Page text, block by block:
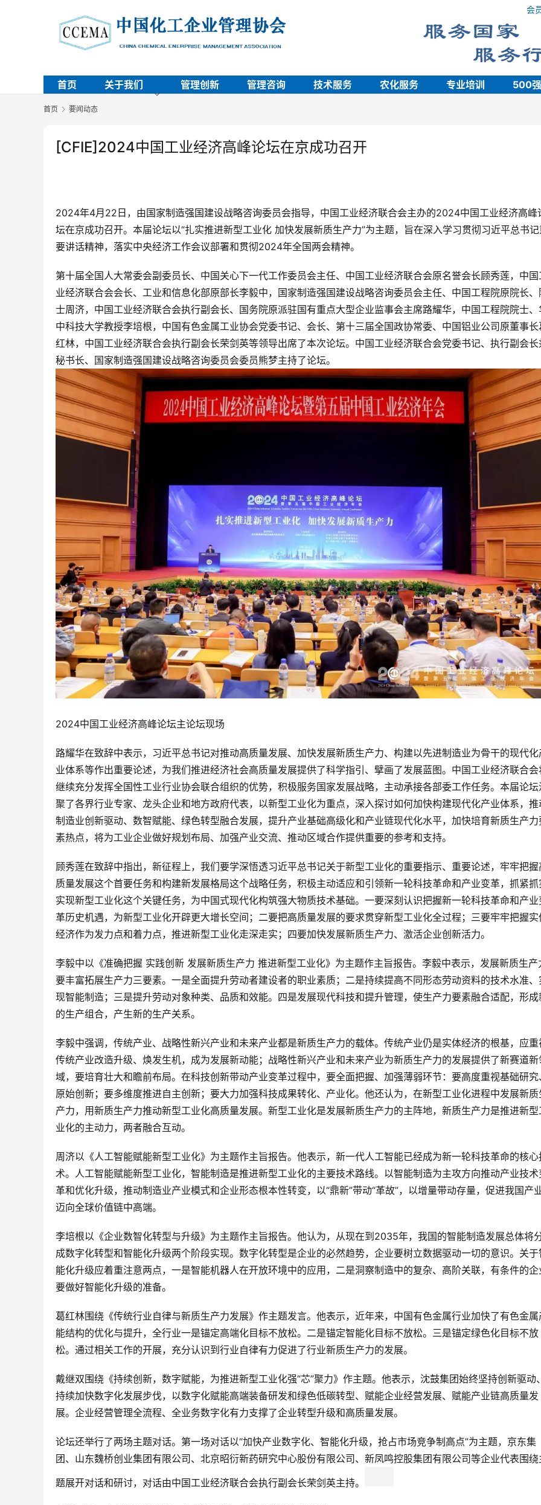
会
首页 关于我们 管理创新 管理咨询 技术服务 农化服务 专业培训 500
首页 要闻动态
[CFIE]2024中国工业经济高峰论坛在京成功召开
2024年4月22日，由国家制造强国建设战略咨询委员会指导，中国工业经济联合会主办的2024中国工业经济高峰
坛在京成功召开。本届论坛以“扎实推进新型工业化 加快发展新质生产力”为主题，旨在深入学习贯彻习近平总书
要讲话精神，落实中央经济工作会议部署和贯彻2024年全国两会精神。
第十届全国人大常委会副委员长、中国关心下一代工作委员会主任、中国工业经济联合会原名誉会长顾秀莲，中国
业经济联合会会长、工业和信息化部原部长李毅中，国家制造强国建设战略咨询委员会主任、中国工程院原院长、
士周济，中国工业经济联合会执行副会长、国务院原派驻国有重点大型企业监事会主席路耀华，中国工程院院士、
中科技大学教授李培根，中国有色金属工业协会党委书记、会长、第十三届全国政协常委、中国铝业公司原董事长
红林，中国工业经济联合会执行副会长荣剑英等领导出席了本次论坛。中国工业经济联合会党委书记、执行副会长
秘书长、国家制造强国建设战略咨询委员会委员熊梦主持了论坛。
2024中国工业经济高峰论坛主论坛现场
路耀华在致辞中表示，习近平总书记对推动高质量发展、加快发展新质生产力、构建以先进制造业为骨干的现代化
业体系等作出重要论述，为我们推进经济社会高质量发展提供了科学指引、擘画了发展蓝图。中国工业经济联合会
继续充分发挥全国性工业行业协会联合组织的优势，积极服务国家发展战略，主动承接各部委工作任务。本届论坛
聚了各界行业专家、龙头企业和地方政府代表，以新型工业化为重点，深入探讨如何加快构建现代化产业体系，推
制造业创新驱动、数智赋能、绿色转型融合发展，提升产业基础高级化和产业链现代化水平，加快培育新质生产力
素热点，将为工业企业做好规划布局、加强产业交流、推动区域合作提供重要的参考和支持。
顾秀莲在致辞中指出，新征程上，我们要学深悟透习近平总书记关于新型工业化的重要指示、重要论述，牢牢把握
质量发展这个首要任务和构建新发展格局这个战略任务，积极主动适应和引领新一轮科技革命和产业变革，抓紧抓
实现新型工业化这个关键任务，为中国式现代化构筑强大物质技术基础。一要深刻认识把握新一轮科技革命和产业
革历史机遇，为新型工业化开辟更大增长空间；二要把高质量发展的要求贯穿新型工业化全过程；三要牢牢把握实
经济作为发力点和着力点，推进新型工业化走深走实；四要加快发展新质生产力、激活企业创新活力。
李毅中以《准确把握 实践创新 发展新质生产力 推进新型工业化》为主题作主旨报告。李毅中表示，发展新质生产
要丰富拓展生产力三要素。一是全面提升劳动者建设者的职业素质；二是持续提高不同形态劳动资料的技术水准、
现智能制造；三是提升劳动对象种类、品质和效能。四是发展现代科技和提升管理，使生产力要素融合适配，形成
的生产组合，产生新的生产关系。
李毅中强调，传统产业、战略性新兴产业和未来产业都是新质生产力的载体。传统产业仍是实体经济的根基，应重
传统产业改造升级、焕发生机，成为发展新动能；战略性新兴产业和未来产业为新质生产力的发展提供了新赛道新
域，要培育壮大和瞻前布局。在科技创新带动产业变革过程中，要全面把握、加强薄弱环节：要高度重视基础研究
原始创新；要多维度推进自主创新；要大力加强科技成果转化、产业化。他还认为，在新型工业化进程中发展新质
产力，用新质生产力推动新型工业化高质量发展。新型工业化是发展新质生产力的主阵地，新质生产力是推进新型
业化的主动力，两者融合互动。
周济以《人工智能赋能新型工业化》为主题作主旨报告。他表示，新一代人工智能已经成为新一轮科技革命的核心
术。人工智能赋能新型工业化，智能制造是推进新型工业化的主要技术路线。以智能制造为主攻方向推动产业技术
革和优化升级，推动制造业产业模式和企业形态根本性转变，以“鼎新”带动“革故”，以增量带动存量，促进我国产
迈向全球价值链中高端。
李培根以《企业数智化转型与升级》为主题作主旨报告。他认为，从现在到2035年，我国的智能制造发展总体将
成数字化转型和智能化升级两个阶段实现。数字化转型是企业的必然趋势，企业要树立数据驱动一切的意识。关于
能化升级应着重注意两点，一是智能机器人在开放环境中的应用，二是洞察制造中的复杂、高阶关联，有条件的企
要做好智能化升级的准备。
葛红林围绕《传统行业自律与新质生产力发展》作主题发言。他表示，近年来，中国有色金属行业加快了有色金属
能结构的优化与提升，全行业一是锚定高端化目标不放松。二是锚定智能化目标不放松。三是锚定绿色化目标不放
松。通过相关工作的开展，充分认识到行业自律有力促进了行业新质生产力的发展。
戴继双围绕《持续创新，数字赋能，为推进新型工业化强“芯”聚力》作主题。他表示，沈鼓集团始终坚持创新驱动、
持续加快数字化发展步伐，以数字化赋能高端装备研发和绿色低碳转型、赋能企业经营发展、赋能产业链高质量发
展。企业经营管理全流程、全业务数字化有力支撑了企业转型升级和高质量发展。
论坛还举行了两场主题对话。第一场对话以“加快产业数字化、智能化升级，抢占市场竞争制高点”为主题，京东集
团、山东魏桥创业集团有限公司、北京昭衍新药研究中心股份有限公司、新凤鸣控股集团有限公司等企业代表围绕
题展开对话和研讨，对话由中国工业经济联合会执行副会长荣剑英主持。